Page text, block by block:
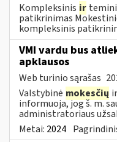
Kompleksinis ir
patikrinimas
kompleksinis
VMI vardu bus
apklausos
Web turinio sąrašas
Valstybinė mokesčių
informuoja, jog š. m.
administratoriaus
Metai: 2024